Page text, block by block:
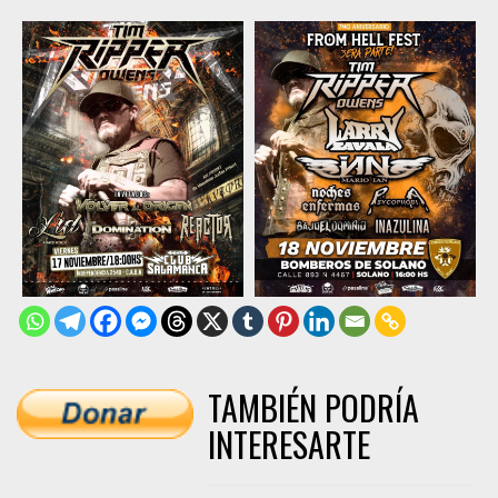
TAMBIÉN PODRÍA
INTERESARTE